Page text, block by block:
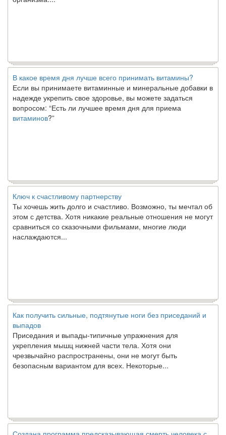
В какое время дня лучше всего принимать витамины?
Если вы принимаете витаминные и минеральные добавки в
надежде укрепить свое здоровье, вы можете задаться
вопросом: “Есть ли лучшее время дня для приема
витаминов ?”
Ключ к счастливому партнерству
Ты хочешь жить долго и счастливо. Возможно, ты мечтал об
этом с детства. Хотя никакие реальные отношения не могут
сравниться со сказочными фильмами, многие люди
наслаждаются...
Как получить сильные, подтянутые ноги без приседаний и
выпадов
Приседания и выпады-типичные упражнения для
укрепления мышц нижней части тела. Хотя они
чрезвычайно распространены, они не могут быть
безопасным вариантом для всех. Некоторые...
Создана программа предсказывающая смерть человека с